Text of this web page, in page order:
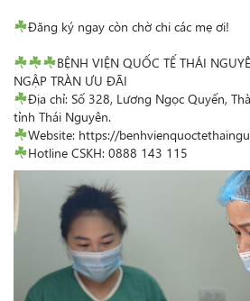
Đăng ký ngay còn chờ chi các mẹ ơi!
BỆNH VIỆN QUỐC TẾ THÁI
NGẬP TRÀN ƯU ĐÃI
Địa chỉ: Số 328, Lương Ngọc Quyến,
tỉnh Thái Nguyên.
Website: https://
Hotline CSKH: 0888 143 115